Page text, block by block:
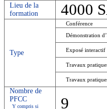
Lieu de la
formation
4000
Type
Conférence
Démonstration
Exposé interactif
Travaux
Travaux
Nombre de
PFCC
Y compris si
9